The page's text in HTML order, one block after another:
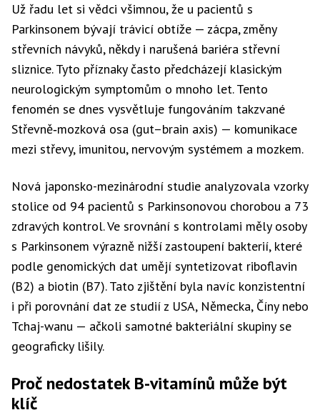
Už řadu let si vědci všimnou, že u pacientů s
Parkinsonem bývají trávicí obtíže — zácpa, změny
střevních návyků, někdy i narušená bariéra střevní
sliznice. Tyto příznaky často předcházejí klasickým
neurologickým symptomům o mnoho let. Tento
fenomén se dnes vysvětluje fungováním takzvané
Střevně‑mozková osa (gut–brain axis) — komunikace
mezi střevy, imunitou, nervovým systémem a mozkem.
Nová japonsko-mezinárodní studie analyzovala vzorky
stolice od 94 pacientů s Parkinsonovou chorobou a 73
zdravých kontrol. Ve srovnání s kontrolami měly osoby
s Parkinsonem výrazně nižší zastoupení bakterií, které
podle genomických dat umějí syntetizovat riboflavin
(B2) a biotin (B7). Tato zjištění byla navíc konzistentní
i při porovnání dat ze studií z USA, Německa, Číny nebo
Tchaj-wanu — ačkoli samotné bakteriální skupiny se
geograficky lišily.
Proč nedostatek B-vitamínů může být
klíč